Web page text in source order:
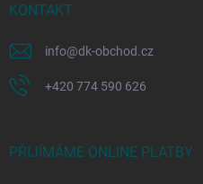
KONTAKT
info@dk-obchod.cz
+420 774 590 626
PŘIJÍMÁME ONLINE PLATBY